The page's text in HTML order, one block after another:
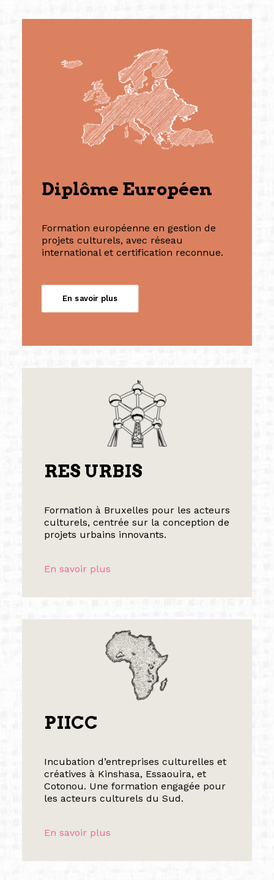
Diplôme Européen
Formation européenne en gestion de
projets culturels, avec réseau
international et certification reconnue.
En savoir plus
RES URBIS
Formation à Bruxelles pour les acteurs
culturels, centrée sur la conception de
projets urbains innovants.
En savoir plus
PIICC
Incubation d’entreprises culturelles et
créatives à Kinshasa, Essaouira, et
Cotonou. Une formation engagée pour
les acteurs culturels du Sud.
En savoir plus